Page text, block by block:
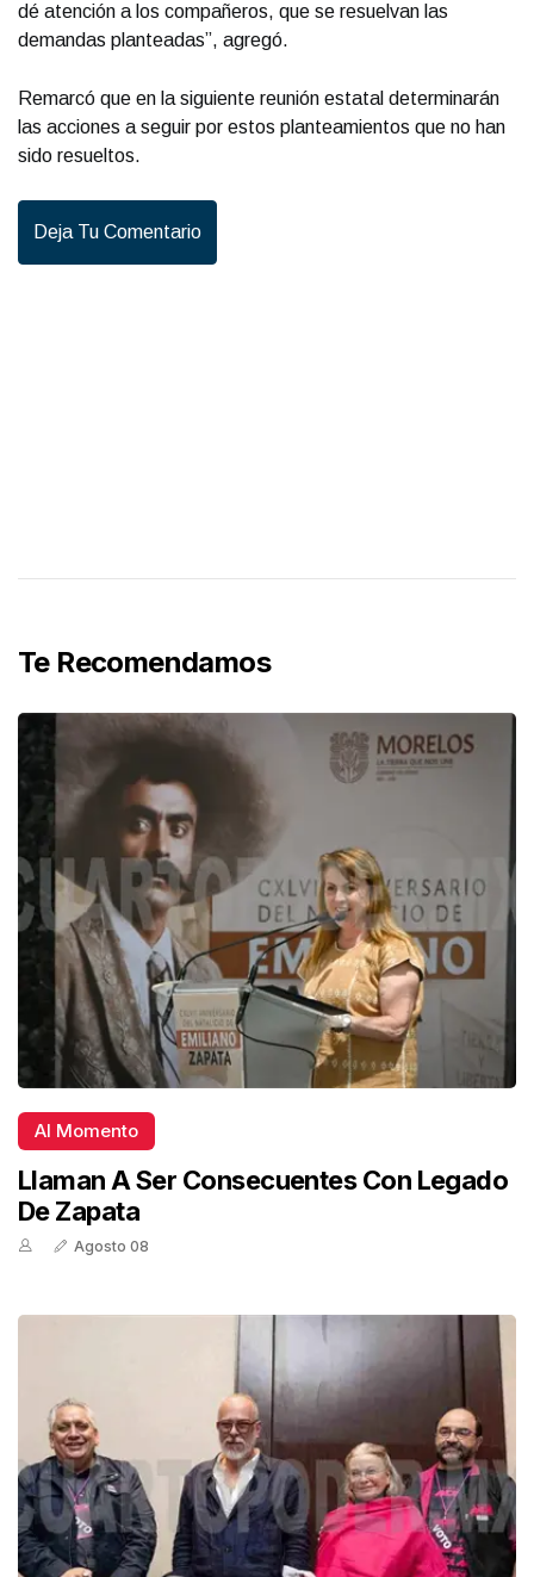
dé atención a los compañeros, que se resuelvan las
demandas planteadas”, agregó.
Remarcó que en la siguiente reunión estatal determinarán
las acciones a seguir por estos planteamientos que no han
sido resueltos.
Deja Tu Comentario
Te Recomendamos
Al Momento
Llaman A Ser Consecuentes Con Legado
De Zapata
Agosto 08